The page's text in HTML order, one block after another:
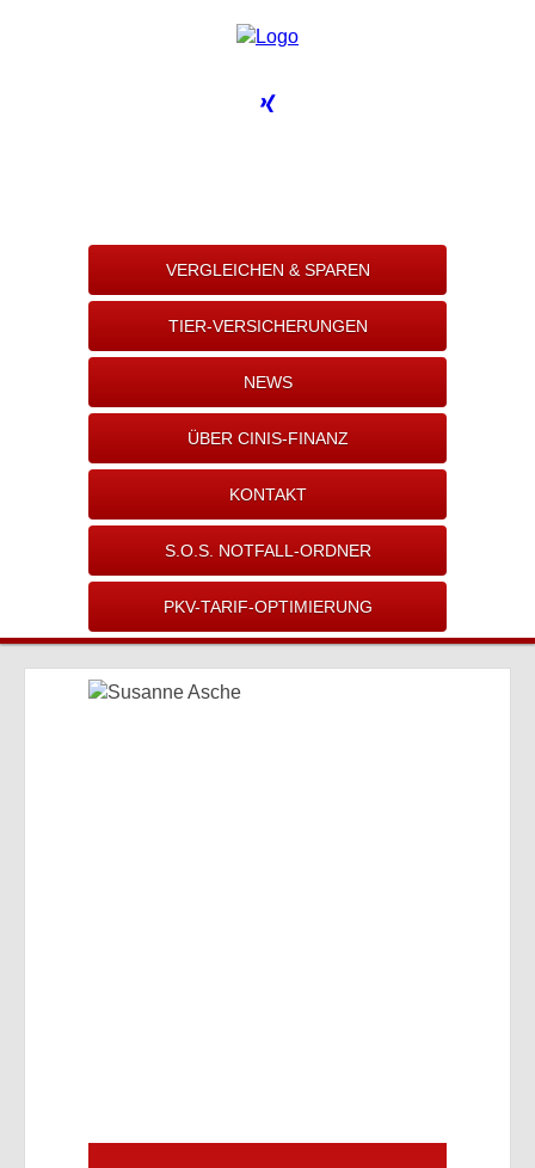
VERGLEICHEN & SPAREN
TIER-VERSICHERUNGEN
NEWS
ÜBER CINIS-FINANZ
KONTAKT
S.O.S. NOTFALL-ORDNER
PKV-TARIF-OPTIMIERUNG